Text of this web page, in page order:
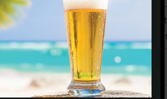
di utilizzare un normale
potrebbe risultare
Cognome Studente(Obbligatorio)